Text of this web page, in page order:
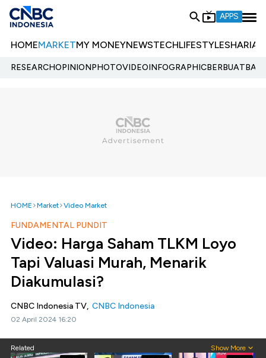
APPS
HOMEMARKETMY MONEYNEWSTECHLIFESTYLESHARIA
RESEARCHOPINIONPHOTOVIDEOINFOGRAPHIC
HOME Market Video Market
FUNDAMENTAL PUNDIT
Video: Harga Saham TLKM Loyo
Tapi Valuasi Murah, Menarik
Diakumulasi?
CNBC Indonesia TV, CNBC Indonesia
02 April 2024 16:20
Related Show More